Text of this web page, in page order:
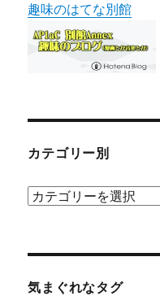
趣味のはてな別館
カテゴリー別
カ
ー
気まぐれなタグ